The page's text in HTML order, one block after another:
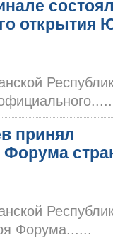
открытия
принял
Форума
Форума......